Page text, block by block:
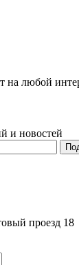
на любой
и новостей
проезд 18